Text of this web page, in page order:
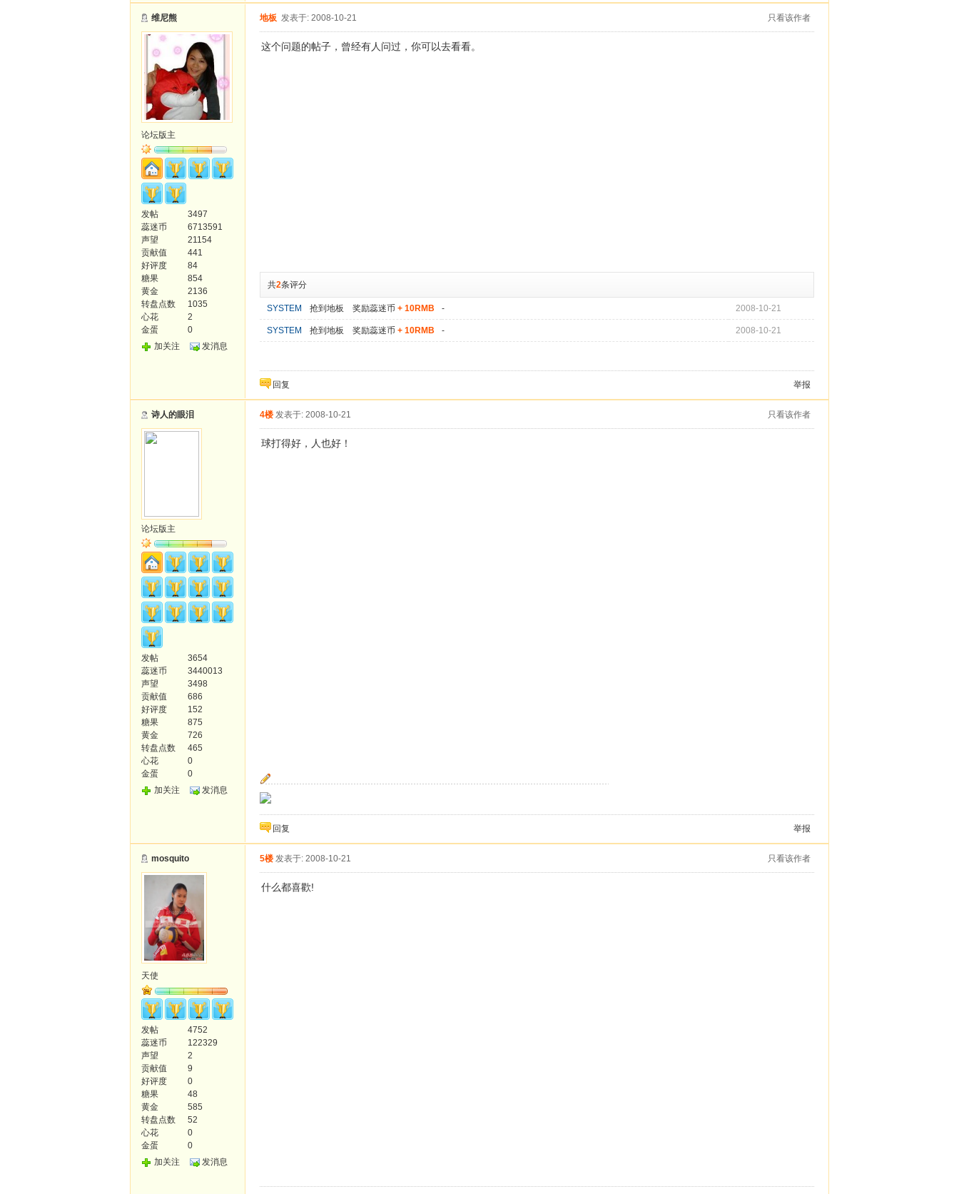
维尼熊
论坛版主
发帖
3497
蕊迷币
6713591
声望
21154
贡献值
441
好评度
84
糖果
854
黄金
2136
转盘点数
1035
心花
2
金蛋
0
加关注
发消息
只看该作者
地板 发表于: 2008-10-21
这个问题的帖子，曾经有人问过，你可以去看看。
共2条评分
SYSTEM 抢到地板 奖励蕊迷币 + 10RMB - 2008-10-21
SYSTEM 抢到地板 奖励蕊迷币 + 10RMB - 2008-10-21
回复 举报
诗人的眼泪
论坛版主
发帖
3654
蕊迷币
3440013
声望
3498
贡献值
686
好评度
152
糖果
875
黄金
726
转盘点数
465
心花
0
金蛋
0
加关注
发消息
只看该作者
4楼 发表于: 2008-10-21
球打得好，人也好！
回复 举报
mosquito
天使
发帖
4752
蕊迷币
122329
声望
2
贡献值
9
好评度
0
糖果
48
黄金
585
转盘点数
52
心花
0
金蛋
0
加关注
发消息
只看该作者
5楼 发表于: 2008-10-21
什么都喜歡!